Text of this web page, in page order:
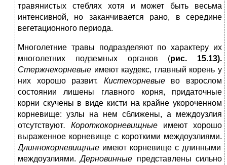
травянистых стеблях хотя и может быть весьма
интенсивной, но заканчивается рано, в середине
вегетационного периода.
Многолетние травы подразделяют по характеру их
многолетних подземных органов (рис. 15.13).
Стержнекорневые имеют каудекс, главный корень у
них хорошо развит. Кистекорневыево взрослом
состоянии лишены главного корня, придаточные
корни скучены в виде кисти на крайне укороченном
корневище: узлы на нем сближены, а междоузлия
отсутствуют. Короткокорневищные имеют хорошо
выраженное корневище с короткими междоузлиями.
Длиннокорневищные имеют корневище с длинными
междоузлиями.Дерновинные представлены сильно